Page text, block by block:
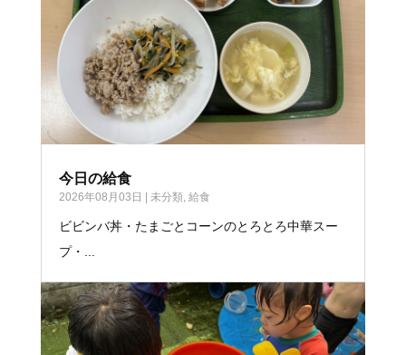
今日の給食
2026年08月03日 未分類, 給食
ビビンバ丼・たまごとコーンのとろとろ中華スー
プ・...